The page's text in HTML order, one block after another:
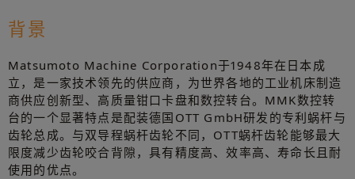
背景
Matsumoto Machine Corporation于1948年在日本成
立，是一家技术领先的供应商，为世界各地的工业机床制造
商供应创新型、高质量钳口卡盘和数控转台。MMK数控转
台的一个显著特点是配装德国OTT GmbH研发的专利蜗杆与
齿轮总成。与双导程蜗杆齿轮不同，OTT蜗杆齿轮能够最大
限度减少齿轮咬合背隙，具有精度高、效率高、寿命长且耐
使用的优点。